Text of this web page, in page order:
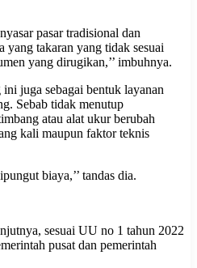
pasar tradisional dan
yang takaran yang tidak sesuai
yang dirugikan,’’ imbuhnya.
juga sebagai bentuk layanan
Sebab tidak menutup
atau alat ukur berubah
kali maupun faktor teknis
biaya,’’ tandas dia.
sesuai UU no 1 tahun 2022
pusat dan pemerintah